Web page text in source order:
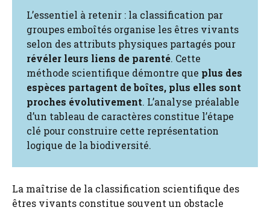
L’essentiel à retenir : la classification par
groupes emboîtés organise les êtres vivants
selon des attributs physiques partagés pour
révéler leurs liens de parenté. Cette
méthode scientifique démontre que plus des
espèces partagent de boîtes, plus elles sont
proches évolutivement. L’analyse préalable
d’un tableau de caractères constitue l’étape
clé pour construire cette représentation
logique de la biodiversité.
La maîtrise de la classification scientifique des
êtres vivants constitue souvent un obstacle